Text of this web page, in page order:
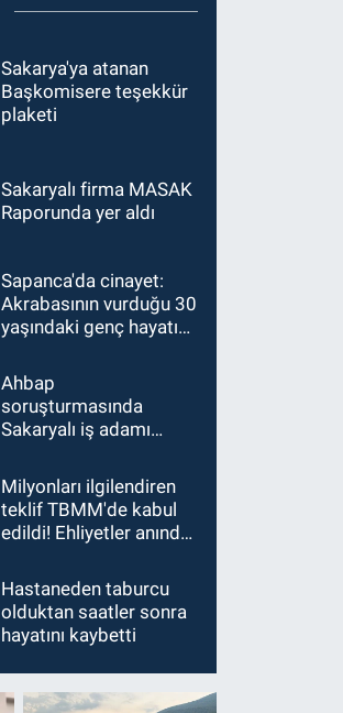
Sakarya'ya atanan
Başkomisere teşekkür
plaketi
Sakaryalı firma MASAK
Raporunda yer aldı
Sapanca'da cinayet:
Akrabasının vurduğu 30
yaşındaki genç hayatını
Ahbap
soruşturmasında
Sakaryalı iş adamı
Milyonları ilgilendiren
teklif TBMM'de kabul
edildi! Ehliyetler anında
Hastaneden taburcu
olduktan saatler sonra
hayatını kaybetti